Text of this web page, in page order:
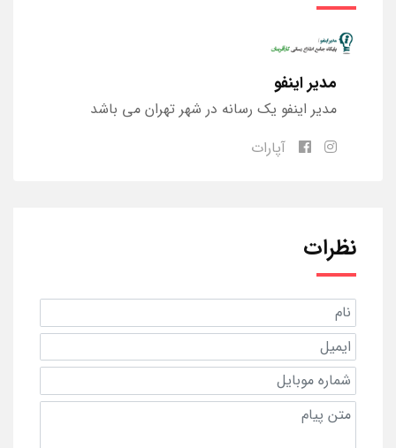
مدیر اینفو
مدیر اینفو یک رسانه در شهر تهران می باشد
آپارات
نظرات